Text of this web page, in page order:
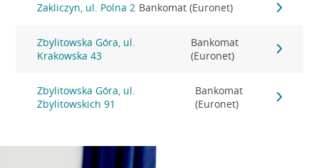
Zakliczyn, ul. Polna 2 Bankomat (Euronet)
Zbylitowska Góra, ul.
Krakowska 43
Bankomat
(Euronet)
Zbylitowska Góra, ul.
Zbylitowskich 91
Bankomat
(Euronet)